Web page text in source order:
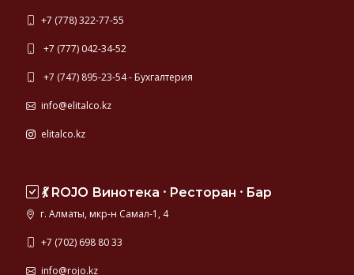
+7 (778) 322-77-55
+7 (777) 042-34-52
+7 (747) 895-23-54 - Бухгалтерия
info@elitalco.kz
elitalco.kz
💃 ROJO Винотека ⸱ Ресторан ⸱ Бар
г. Алматы, мкр-н Самал-1, 4
+7 (702) 698 80 33
info@rojo.kz